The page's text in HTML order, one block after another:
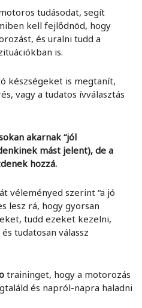
tudásodat, segít
kell fejlődnöd, hogy
és uralni tudd a
is.
készségeket is megtanít,
vagy a tudatos ívválasztás
akarnak “jól
mást jelent), de a
hozzá.
véleményed szerint “a jó
lesz rá, hogy gyorsan
tudd ezeket kezelni,
tudatosan válassz
traininget, hogy a motorozás
és napról-napra haladni